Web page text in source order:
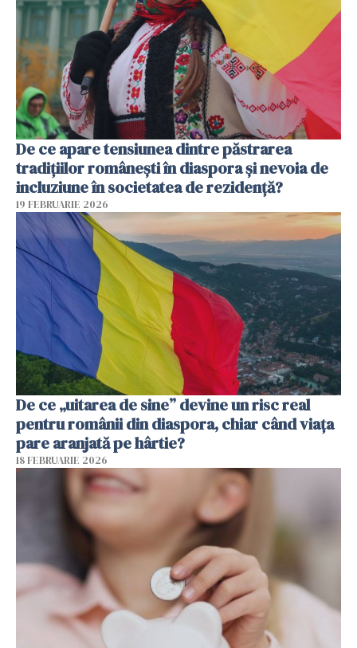
De ce apare tensiunea dintre păstrarea
tradițiilor românești în diaspora și nevoia de
incluziune în societatea de rezidență?
19 FEBRUARIE 2026
De ce „uitarea de sine” devine un risc real
pentru românii din diaspora, chiar când viața
pare aranjată pe hârtie?
18 FEBRUARIE 2026